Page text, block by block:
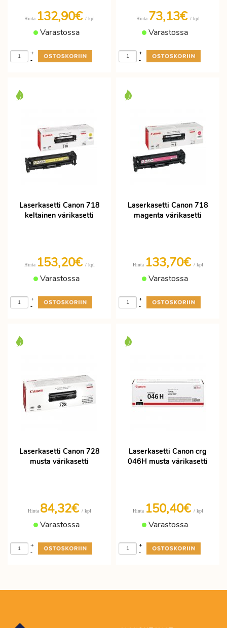
Hinta 132,90€ / kpl
Varastossa
-
+
Hinta 73,13€ / kpl
Varastossa
-
+
Laserkasetti Canon 718
keltainen värikasetti
Hinta 153,20€ / kpl
Varastossa
-
+
Laserkasetti Canon 718
magenta värikasetti
Hinta 133,70€ / kpl
Varastossa
-
+
Laserkasetti Canon 728
musta värikasetti
Hinta 84,32€ / kpl
Varastossa
-
+
Laserkasetti Canon crg
046H musta värikasetti
Hinta 150,40€ / kpl
Varastossa
-
+